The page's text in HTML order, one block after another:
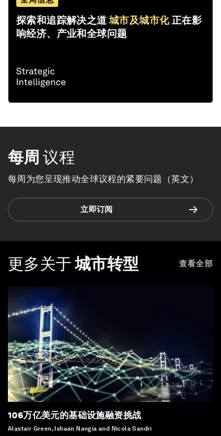
探索和追踪解决之道城市及城市化正在影
响经济、产业和全球问题
每周 议程
每周为您呈现推动全球议程的紧要问题（英文）
立即订阅
更多关于 城市转型 查看全部
106万亿美元的基础设施融资挑战
Alastair Green, Ishaan Nangia and Nicola Sandri